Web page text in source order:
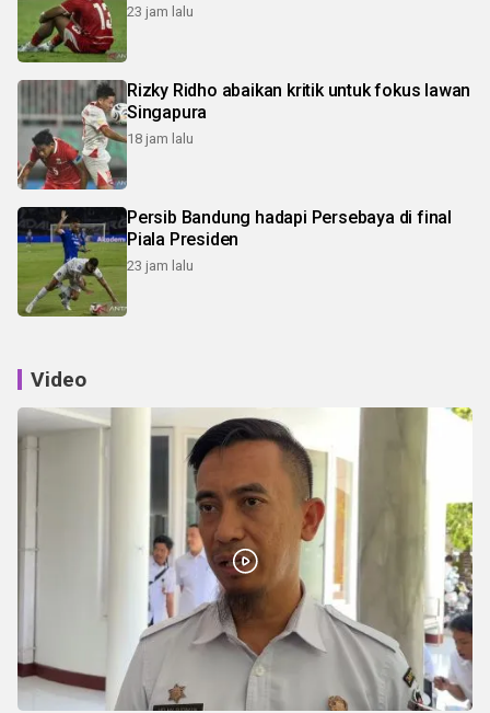
23 jam lalu
Rizky Ridho abaikan kritik untuk fokus lawan
Singapura
18 jam lalu
Persib Bandung hadapi Persebaya di final
Piala Presiden
23 jam lalu
Video